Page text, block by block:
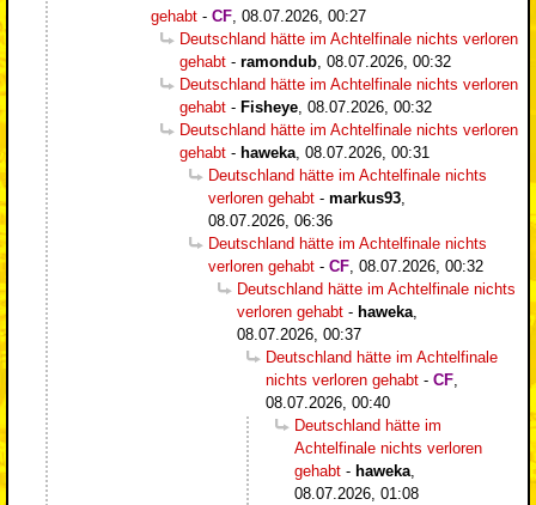
gehabt - CF 08.07.2026, 00:27
Deutschland hätte im Achtelfinale nichts verloren
gehabt - ramondub 08.07.2026, 00:32
Deutschland hätte im Achtelfinale nichts verloren
gehabt - Fisheye 08.07.2026, 00:32
Deutschland hätte im Achtelfinale nichts verloren
gehabt - haweka 08.07.2026, 00:31
Deutschland hätte im Achtelfinale nichts
verloren gehabt - markus93
08.07.2026, 06:36
Deutschland hätte im Achtelfinale nichts
verloren gehabt - CF 08.07.2026, 00:32
Deutschland hätte im Achtelfinale nichts
verloren gehabt - haweka
08.07.2026, 00:37
Deutschland hätte im Achtelfinale
nichts verloren gehabt - CF
08.07.2026, 00:40
Deutschland hätte im
Achtelfinale nichts verloren
gehabt - haweka
08.07.2026, 01:08